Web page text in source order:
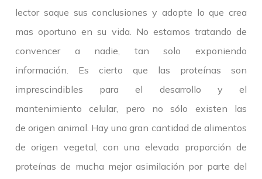
lector saque sus conclusiones y adopte lo que crea
mas oportuno en su vida. No estamos tratando de
convencer a nadie, tan solo exponiendo
información. Es cierto que las proteínas son
imprescindibles para el desarrollo y el
mantenimiento celular, pero no sólo existen las
de origen animal. Hay una gran cantidad de alimentos
de origen vegetal, con una elevada proporción de
proteínas de mucha mejor asimilación por parte del